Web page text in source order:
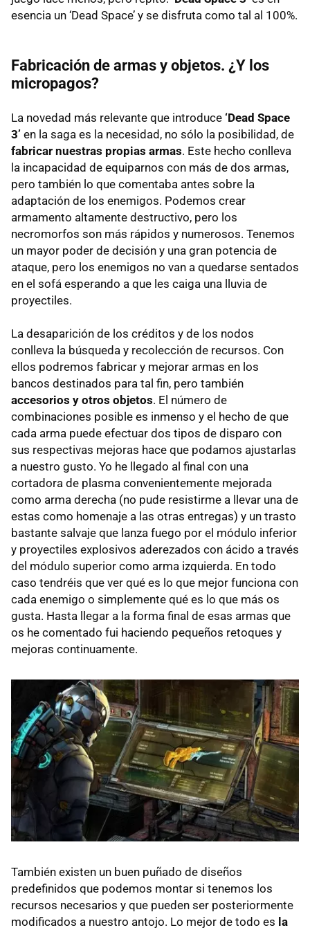
esencia un ‘Dead Space’ y se disfruta como tal al 100%.
Fabricación de armas y objetos. ¿Y los
micropagos?
La novedad más relevante que introduce ‘Dead Space
3’ en la saga es la necesidad, no sólo la posibilidad, de
fabricar nuestras propias armas. Este hecho conlleva
la incapacidad de equiparnos con más de dos armas,
pero también lo que comentaba antes sobre la
adaptación de los enemigos. Podemos crear
armamento altamente destructivo, pero los
necromorfos son más rápidos y numerosos. Tenemos
un mayor poder de decisión y una gran potencia de
ataque, pero los enemigos no van a quedarse sentados
en el sofá esperando a que les caiga una lluvia de
proyectiles.
La desaparición de los créditos y de los nodos
conlleva la búsqueda y recolección de recursos. Con
ellos podremos fabricar y mejorar armas en los
bancos destinados para tal fin, pero también
accesorios y otros objetos. El número de
combinaciones posible es inmenso y el hecho de que
cada arma puede efectuar dos tipos de disparo con
sus respectivas mejoras hace que podamos ajustarlas
a nuestro gusto. Yo he llegado al final con una
cortadora de plasma convenientemente mejorada
como arma derecha (no pude resistirme a llevar una de
estas como homenaje a las otras entregas) y un trasto
bastante salvaje que lanza fuego por el módulo inferior
y proyectiles explosivos aderezados con ácido a través
del módulo superior como arma izquierda. En todo
caso tendréis que ver qué es lo que mejor funciona con
cada enemigo o simplemente qué es lo que más os
gusta. Hasta llegar a la forma final de esas armas que
os he comentado fui haciendo pequeños retoques y
mejoras continuamente.
También existen un buen puñado de diseños
predefinidos que podemos montar si tenemos los
recursos necesarios y que pueden ser posteriormente
modificados a nuestro antojo. Lo mejor de todo es la